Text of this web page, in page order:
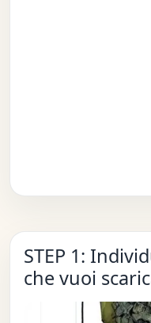
STEP 1:
che vuoi